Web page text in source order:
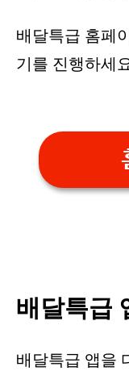
배달특급 홈페
기를 진행하세
배달특급
배달특급 앱을